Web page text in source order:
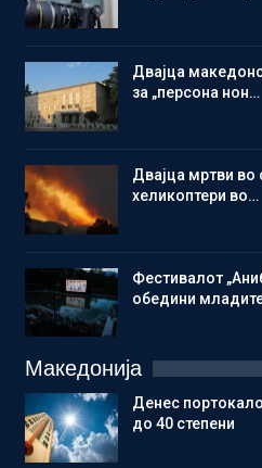
Двајца
за „персона нон…
Двајца мртви во
хеликоптери во…
Фестивалот
обедини
Македонија
Денес
до 40 степени